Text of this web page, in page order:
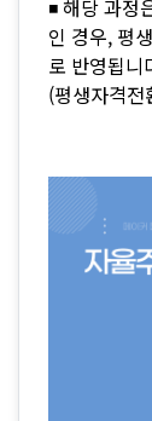
◾ 해당 과
인 경우, 평
로 반영됩니
(평생자격